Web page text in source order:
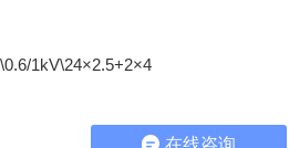
1kV\24×2.5+2×4
在线咨询